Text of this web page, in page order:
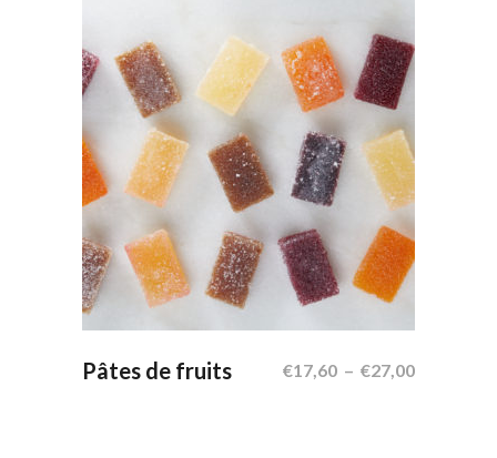
Choix Des Options
Ce
variations.
Pâtes de fruits €17,60 – €27,00Plage